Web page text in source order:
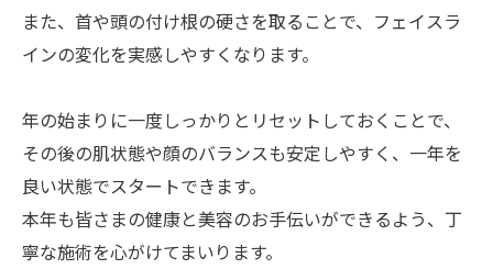
また、首や頭の付け根の硬さを取ることで、フェイスラ
インの変化を実感しやすくなります。
年の始まりに一度しっかりとリセットしておくことで、
その後の肌状態や顔のバランスも安定しやすく、一年を
良い状態でスタートできます。
本年も皆さまの健康と美容のお手伝いができるよう、丁
寧な施術を心がけてまいります。